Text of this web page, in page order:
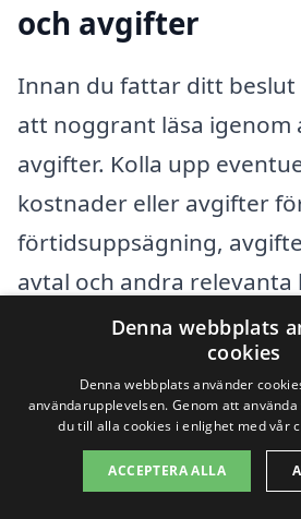
och avgifter
Innan du fattar ditt
att noggrant läsa igenom
avgifter. Kolla upp
kostnader eller avgifter
förtidsuppsägning,
avtal och andra relevanta
en lista på:
Eventuella
Kostnader vid
Övriga avgifter i
Denna webbplats
cookies
Denna webbplats använder
användarupplevelsen. Genom att
du till alla cookies i enlighet med vår
ACCEPTERA ALLA